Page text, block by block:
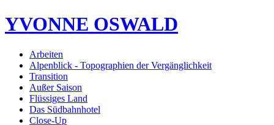
YVONNE OSWALD
Arbeiten
Alpenblick - Topographien der Vergänglichkeit
Transition
Außer Saison
Flüssiges Land
Das Südbahnhotel
Close-Up